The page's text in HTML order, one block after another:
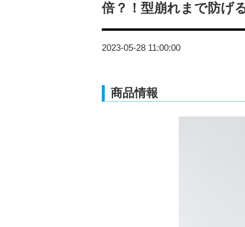
倍？！型崩れまで防げ
2023-05-28 11:00:00
商品情報